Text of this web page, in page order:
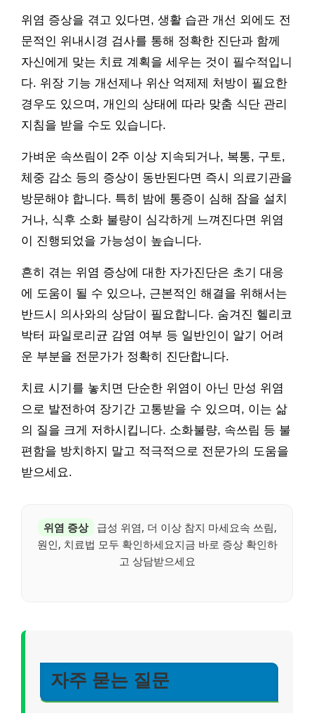
위염 증상을 겪고 있다면, 생활 습관 개선 외에도 전
문적인 위내시경 검사를 통해 정확한 진단과 함께
자신에게 맞는 치료 계획을 세우는 것이 필수적입니
다. 위장 기능 개선제나 위산 억제제 처방이 필요한
경우도 있으며, 개인의 상태에 따라 맞춤 식단 관리
지침을 받을 수도 있습니다.
가벼운 속쓰림이 2주 이상 지속되거나, 복통, 구토,
체중 감소 등의 증상이 동반된다면 즉시 의료기관을
방문해야 합니다. 특히 밤에 통증이 심해 잠을 설치
거나, 식후 소화 불량이 심각하게 느껴진다면 위염
이 진행되었을 가능성이 높습니다.
흔히 겪는 위염 증상에 대한 자가진단은 초기 대응
에 도움이 될 수 있으나, 근본적인 해결을 위해서는
반드시 의사와의 상담이 필요합니다. 숨겨진 헬리코
박터 파일로리균 감염 여부 등 일반인이 알기 어려
운 부분을 전문가가 정확히 진단합니다.
치료 시기를 놓치면 단순한 위염이 아닌 만성 위염
으로 발전하여 장기간 고통받을 수 있으며, 이는 삶
의 질을 크게 저하시킵니다. 소화불량, 속쓰림 등 불
편함을 방치하지 말고 적극적으로 전문가의 도움을
받으세요.
위염 증상
급성 위염, 더 이상 참지 마세요속 쓰림,
원인, 치료법 모두 확인하세요지금 바로 증상 확인하
고 상담받으세요
자주 묻는 질문